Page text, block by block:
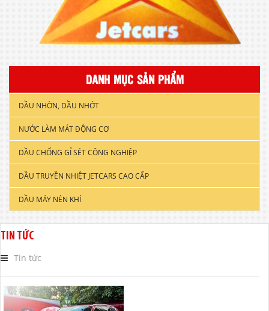
DANH MỤC SẢN PHẨM
DẦU NHỜN, DẦU NHỚT
DẦU NHỚT XE GẮN MÁY
DẦU ĐỘNG CƠ XE TẢI & TÀU THUYỀN
DẦU NHỚT CÔNG NGHIỆP
DẦU CẮT GỌT KIM LOẠI
DẦU NHỚT THỦY LỰC CAO CẤP
DẦU NHỚT HỘP SỐ
NƯỚC LÀM MÁT ĐỘNG CƠ
DẦU CHỐNG GỈ SÉT CÔNG NGHIỆP
DẦU TRUYỀN NHIỆT JETCARS CAO CẤP
DẦU MÁY NÉN KHÍ
TIN TỨC
Tin tức